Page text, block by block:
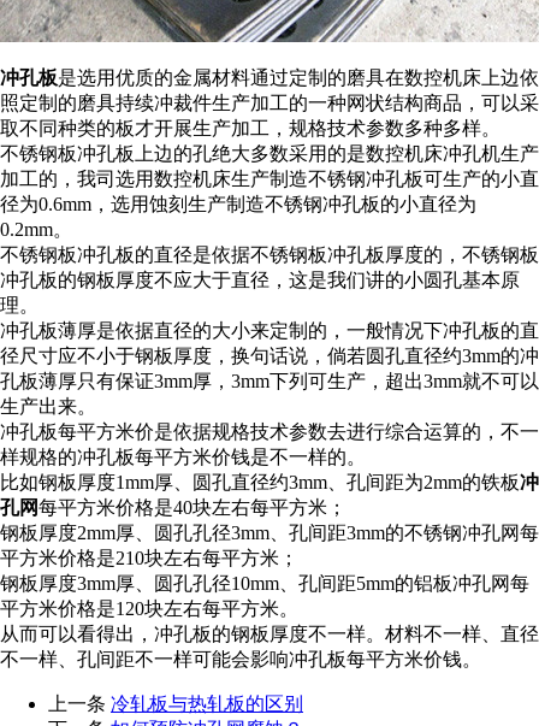
冲孔板是选用优质的金属材料通过定制的磨具在数控机床上边依
照定制的磨具持续冲裁件生产加工的一种网状结构商品，可以采
取不同种类的板才开展生产加工，规格技术参数多种多样。
不锈钢板冲孔板上边的孔绝大多数采用的是数控机床冲孔机生产
加工的，我司选用数控机床生产制造不锈钢冲孔板可生产的小直
径为0.6mm，选用蚀刻生产制造不锈钢冲孔板的小直径为
0.2mm。
不锈钢板冲孔板的直径是依据不锈钢板冲孔板厚度的，不锈钢板
冲孔板的钢板厚度不应大于直径，这是我们讲的小圆孔基本原
理。
冲孔板薄厚是依据直径的大小来定制的，一般情况下冲孔板的直
径尺寸应不小于钢板厚度，换句话说，倘若圆孔直径约3mm的冲
孔板薄厚只有保证3mm厚，3mm下列可生产，超出3mm就不可以
生产出来。
冲孔板每平方米价是依据规格技术参数去进行综合运算的，不一
样规格的冲孔板每平方米价钱是不一样的。
比如钢板厚度1mm厚、圆孔直径约3mm、孔间距为2mm的铁板冲
孔网每平方米价格是40块左右每平方米；
钢板厚度2mm厚、圆孔孔径3mm、孔间距3mm的不锈钢冲孔网每
平方米价格是210块左右每平方米；
钢板厚度3mm厚、圆孔孔径10mm、孔间距5mm的铝板冲孔网每
平方米价格是120块左右每平方米。
从而可以看得出，冲孔板的钢板厚度不一样。材料不一样、直径
不一样、孔间距不一样可能会影响冲孔板每平方米价钱。
上一条 冷轧板与热轧板的区别